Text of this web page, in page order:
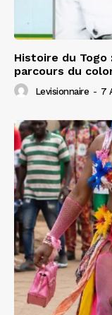
Histoire du Togo
parcours du
Levisionnaire - 7